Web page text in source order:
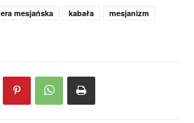
era mesjańska kabała
mesjanizm